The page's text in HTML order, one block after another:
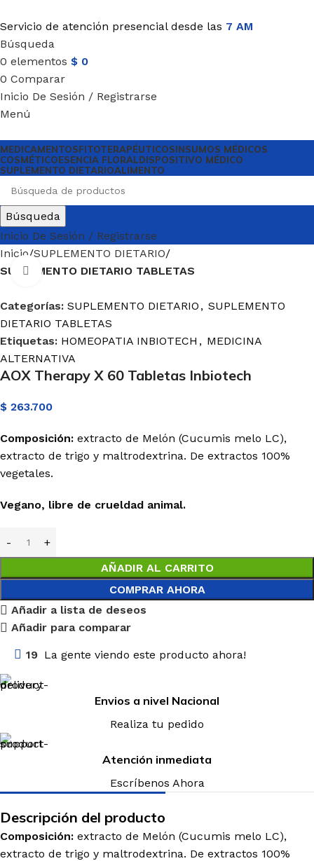
Servicio de atención presencial desde las 7 AM
Búsqueda
0 elementos $ 0
0 Comparar
Inicio De Sesión / Registrarse
Menú
MEDICAMENTOSFITOTERAPÉUTICOSINSUMOS MÉDICOS
COSMÉTICOESENCIA FLORALDISPOSITIVO MÉDICO
SUPLEMENTO DIETARIOALIMENTO
Búsqueda
Inicio De Sesión / Registrarse
Inicio SUPLEMENTO DIETARIO
SUPLEMENTO DIETARIO TABLETAS
Haga Click para agrandar
Categorías: SUPLEMENTO DIETARIO , SUPLEMENTO
DIETARIO TABLETAS
Etiquetas: HOMEOPATIA INBIOTECH , MEDICINA
ALTERNATIVA
AOX Therapy X 60 Tabletas Inbiotech
$ 263.700
Composición: extracto de Melón (Cucumis melo LC),
extracto de trigo y maltrodextrina. De extractos 100%
vegetales.
Vegano, libre de crueldad animal.
AÑADIR AL CARRITO
COMPRAR AHORA
Añadir a lista de deseos
Añadir para comparar
19 La gente viendo este producto ahora!
Envios a nivel Nacional
Realiza tu pedido
Atención inmediata
Escríbenos Ahora
Descripción del producto
Composición: extracto de Melón (Cucumis melo LC),
extracto de trigo y maltrodextrina. De extractos 100%